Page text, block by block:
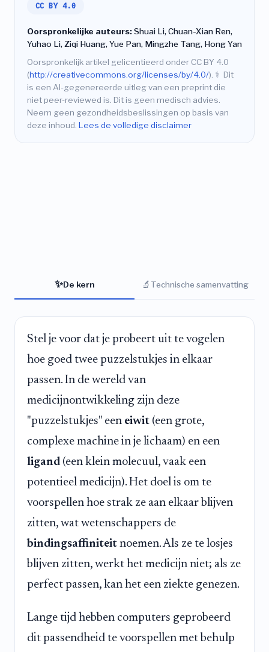
CC BY 4.0
Oorspronkelijke auteurs:Shuai Li, Chuan-Xian Ren,
Yuhao Li, Ziqi Huang, Yue Pan, Mingzhe Tang, Hong Yan
Oorspronkelijk artikel gelicentieerd onder CC BY 4.0
(http://creativecommons.org/licenses/by/4.0/). ⚕️ Dit
is een AI-gegenereerde uitleg van een preprint die
niet peer-reviewed is. Dit is geen medisch advies.
Neem geen gezondheidsbeslissingen op basis van
deze inhoud. Lees de volledige disclaimer
✨De kern 🔬 Technische samenvatting
Stel je voor dat je probeert uit te vogelen
hoe goed twee puzzelstukjes in elkaar
passen. In de wereld van
medicijnontwikkeling zijn deze
"puzzelstukjes" een eiwit (een grote,
complexe machine in je lichaam) en een
ligand (een klein molecuul, vaak een
potentieel medicijn). Het doel is om te
voorspellen hoe strak ze aan elkaar blijven
zitten, wat wetenschappers de
bindingsaffiniteit noemen. Als ze te losjes
blijven zitten, werkt het medicijn niet; als ze
perfect passen, kan het een ziekte genezen.
Lange tijd hebben computers geprobeerd
dit passendheid te voorspellen met behulp